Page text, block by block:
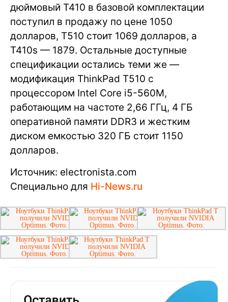
дюймовый T410 в базовой комплектации
поступил в продажу по цене 1050
долларов, T510 стоит 1069 долларов, а
T410s — 1879. Остальные доступные
спецификации остались теми же —
модификация ThinkPad T510 с
процессором Intel Core i5-560M,
работающим на частоте 2,66 ГГц, 4 ГБ
оперативной памяти DDR3 и жестким
диском емкостью 320 ГБ стоит 1150
долларов.
Источник: electronista.com
Специально для Hi-News.ru